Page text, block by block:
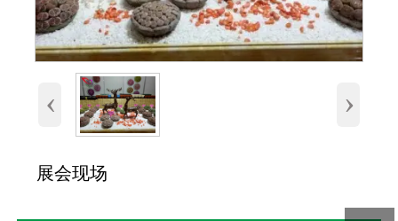
‹ ›
展会现场